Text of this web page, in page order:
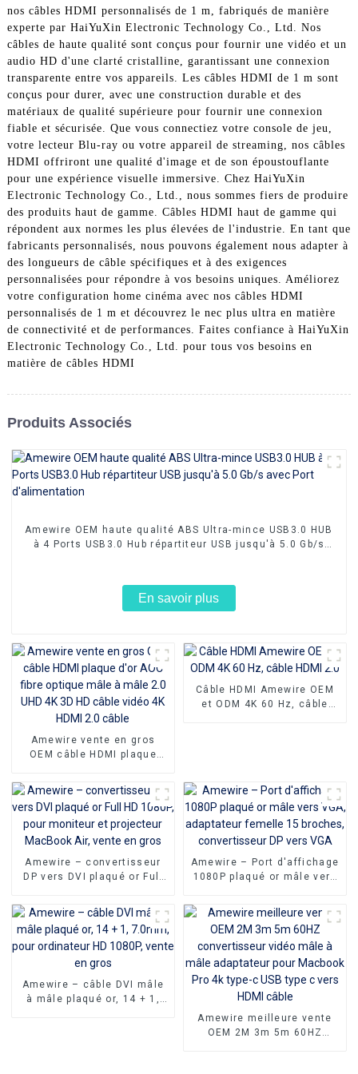
nos câbles HDMI personnalisés de 1 m, fabriqués de manière
experte par HaiYuXin Electronic Technology Co., Ltd. Nos
câbles de haute qualité sont conçus pour fournir une vidéo et un
audio HD d'une clarté cristalline, garantissant une connexion
transparente entre vos appareils. Les câbles HDMI de 1 m sont
conçus pour durer, avec une construction durable et des
matériaux de qualité supérieure pour fournir une connexion
fiable et sécurisée. Que vous connectiez votre console de jeu,
votre lecteur Blu-ray ou votre appareil de streaming, nos câbles
HDMI offriront une qualité d'image et de son époustouflante
pour une expérience visuelle immersive. Chez HaiYuXin
Electronic Technology Co., Ltd., nous sommes fiers de produire
des produits haut de gamme. Câbles HDMI haut de gamme qui
répondent aux normes les plus élevées de l'industrie. En tant que
fabricants personnalisés, nous pouvons également nous adapter à
des longueurs de câble spécifiques et à des exigences
personnalisées pour répondre à vos besoins uniques. Améliorez
votre configuration home cinéma avec nos câbles HDMI
personnalisés de 1 m et découvrez le nec plus ultra en matière
de connectivité et de performances. Faites confiance à HaiYuXin
Electronic Technology Co., Ltd. pour tous vos besoins en
matière de câbles HDMI
Produits Associés
Amewire OEM haute qualité ABS Ultra-mince USB3.0 HUB
à 4 Ports USB3.0 Hub répartiteur USB jusqu'à 5.0 Gb/s
En savoir plus
Amewire vente en gros
OEM câble HDMI plaque
à mâle 2.0 UHD 4K 3D HD
câble vidéo 4K HDMI 2.0
câble
Câble HDMI Amewire OEM
et ODM 4K 60 Hz, câble
Amewire – convertisseur
DP vers DVI plaqué or Full
projecteur MacBook Air,
vente en gros
Amewire – Port d'affichage
1080P plaqué or mâle vers
broches, convertisseur DP
vers VGA
Amewire – câble DVI mâle
à mâle plaqué or, 14 + 1,
Amewire meilleure vente
OEM 2M 3m 5m 60HZ